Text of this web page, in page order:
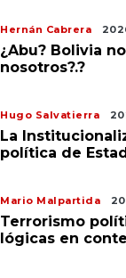
Hernán Cabrera
¿Abu? Bolivia
nosotros?.?
Hugo Salvatierra
La
política de
Mario Malpartida
Terrorismo
lógicas en